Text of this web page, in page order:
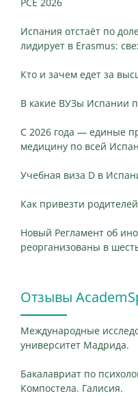
Испания отстаёт по
лидирует в Erasmus:
Кто и зачем едет за
В какие ВУЗы Испании
С 2026 года — единые
медицину по всей
Учебная виза D в
Как привезти
Новый Регламент об
реорганизованы в
Отзывы
Международные
университет Мадрида.
Бакалавриат по
Компостела. Галисия.